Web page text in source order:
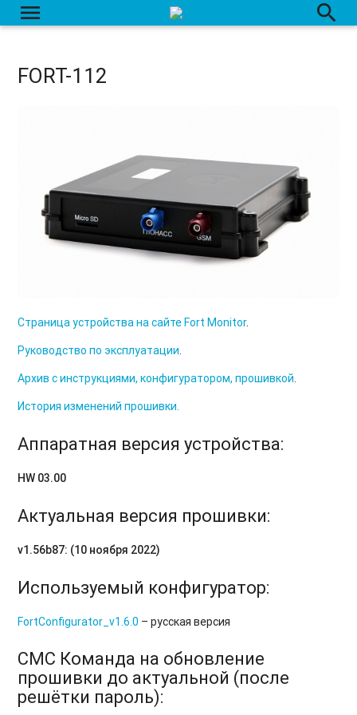
menu search
FORT-112
Страница устройства на сайте Fort Monitor.
Руководство по эксплуатации.
Архив с инструкциями, конфигуратором, прошивкой.
История изменений прошивки.
Аппаратная версия устройства:
HW 03.00
Актуальная версия прошивки:
v1.56b87: (10 ноября 2022)
Используемый конфигуратор:
FortConfigurator_v1.6.0 – русская версия
СМС Команда на обновление
прошивки до актуальной (после
решётки пароль):